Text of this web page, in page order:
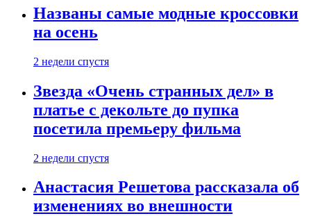
Названы самые модные кроссовки
на осень
2 недели спустя
Звезда «Очень странных дел» в
платье с декольте до пупка
посетила премьеру фильма
2 недели спустя
Анастасия Решетова рассказала об
изменениях во внешности